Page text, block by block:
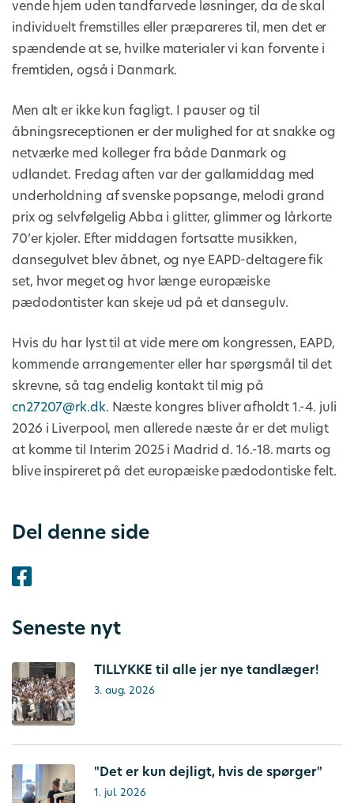
vende hjem uden tandfarvede løsninger, da de skal
individuelt fremstilles eller præpareres til, men det er
spændende at se, hvilke materialer vi kan forvente i
fremtiden, også i Danmark.
Men alt er ikke kun fagligt. I pauser og til
åbningsreceptionen er der mulighed for at snakke og
netværke med kolleger fra både Danmark og
udlandet. Fredag aften var der gallamiddag med
underholdning af svenske popsange, melodi grand
prix og selvfølgelig Abba i glitter, glimmer og lårkorte
70’er kjoler. Efter middagen fortsatte musikken,
dansegulvet blev åbnet, og nye EAPD-deltagere fik
set, hvor meget og hvor længe europæiske
pædodontister kan skeje ud på et dansegulv.
Hvis du har lyst til at vide mere om kongressen, EAPD,
kommende arrangementer eller har spørgsmål til det
skrevne, så tag endelig kontakt til mig på
cn27207@rk.dk. Næste kongres bliver afholdt 1.-4. juli
2026 i Liverpool, men allerede næste år er det muligt
at komme til Interim 2025 i Madrid d. 16.-18. marts og
blive inspireret på det europæiske pædodontiske felt.
Del denne side
Seneste nyt
TILLYKKE til alle jer nye tandlæger!
3. aug. 2026
"Det er kun dejligt, hvis de spørger"
1. jul. 2026